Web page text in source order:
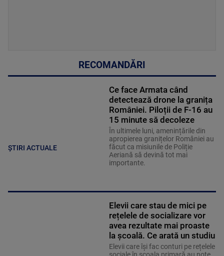
RECOMANDĂRI
ȘTIRI ACTUALE
Ce face Armata când
detectează drone la granița
României. Piloții de F-16 au
15 minute să decoleze
În ultimele luni, amenințările din
apropierea granițelor României au
făcut ca misiunile de Poliție
Aeriană să devină tot mai
importante.
Elevii care stau de mici pe
rețelele de socializare vor
avea rezultate mai proaste
la școală. Ce arată un studiu
Elevii care îşi fac conturi pe rețelele